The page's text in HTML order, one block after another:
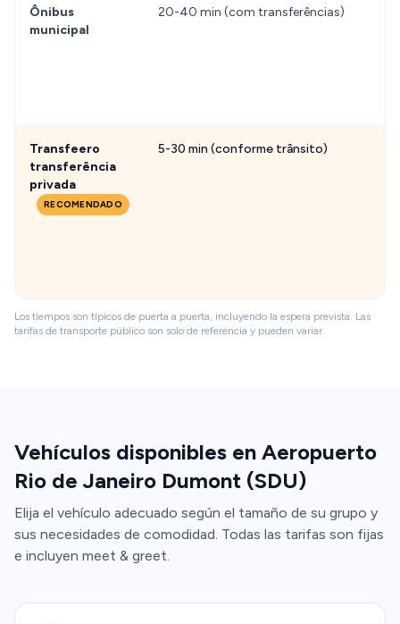
Ônibus
municipal
20-40 min (com transferências)
Transfeero
transferência
privada
RECOMENDADO
5-30 min (conforme trânsito)
Los tiempos son típicos de puerta a puerta, incluyendo la espera prevista. Las
tarifas de transporte público son solo de referencia y pueden variar.
Vehículos disponibles en Aeropuerto
Rio de Janeiro Dumont (SDU)
Elija el vehículo adecuado según el tamaño de su grupo y
sus necesidades de comodidad. Todas las tarifas son fijas
e incluyen meet & greet.